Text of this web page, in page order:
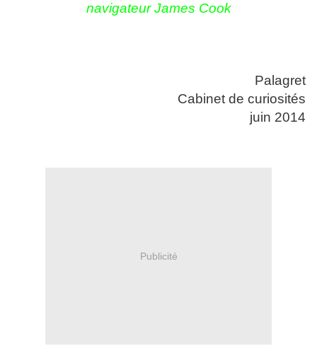
navigateur James Cook
Palagret
Cabinet de curiosités
juin 2014
Publicité